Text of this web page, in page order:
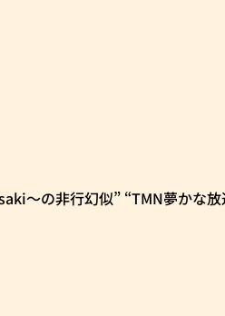
～の非行幻似” “TMN夢かな